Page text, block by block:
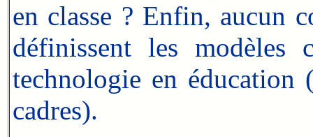
en classe ? Enfin, aucun
définissent les modèles
technologie en éducation
cadres).